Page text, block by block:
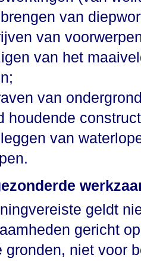
van
van
van het
van
houdende
van
geldt
gericht
gronden, niet voor